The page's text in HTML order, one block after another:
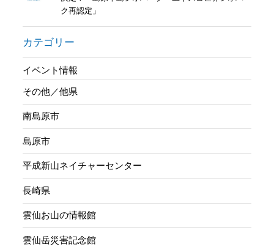
ク再認定」
カテゴリー
イベント情報
その他／他県
南島原市
島原市
平成新山ネイチャーセンター
長崎県
雲仙お山の情報館
雲仙岳災害記念館